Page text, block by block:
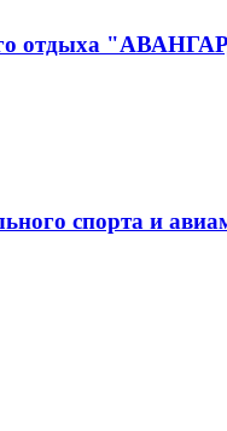
отдыха
спорта и